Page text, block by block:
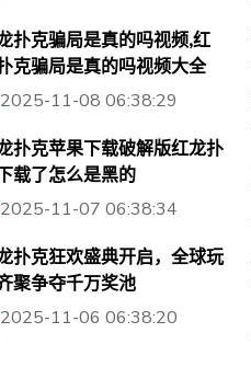
扑克骗局是真的吗视频,红
克骗局是真的吗视频大全
2025-11-08 06:38:29
扑克苹果下载破解版红龙扑
载了怎么是黑的
2025-11-07 06:38:34
扑克狂欢盛典开启，全球玩
聚争夺千万奖池
2025-11-06 06:38:20